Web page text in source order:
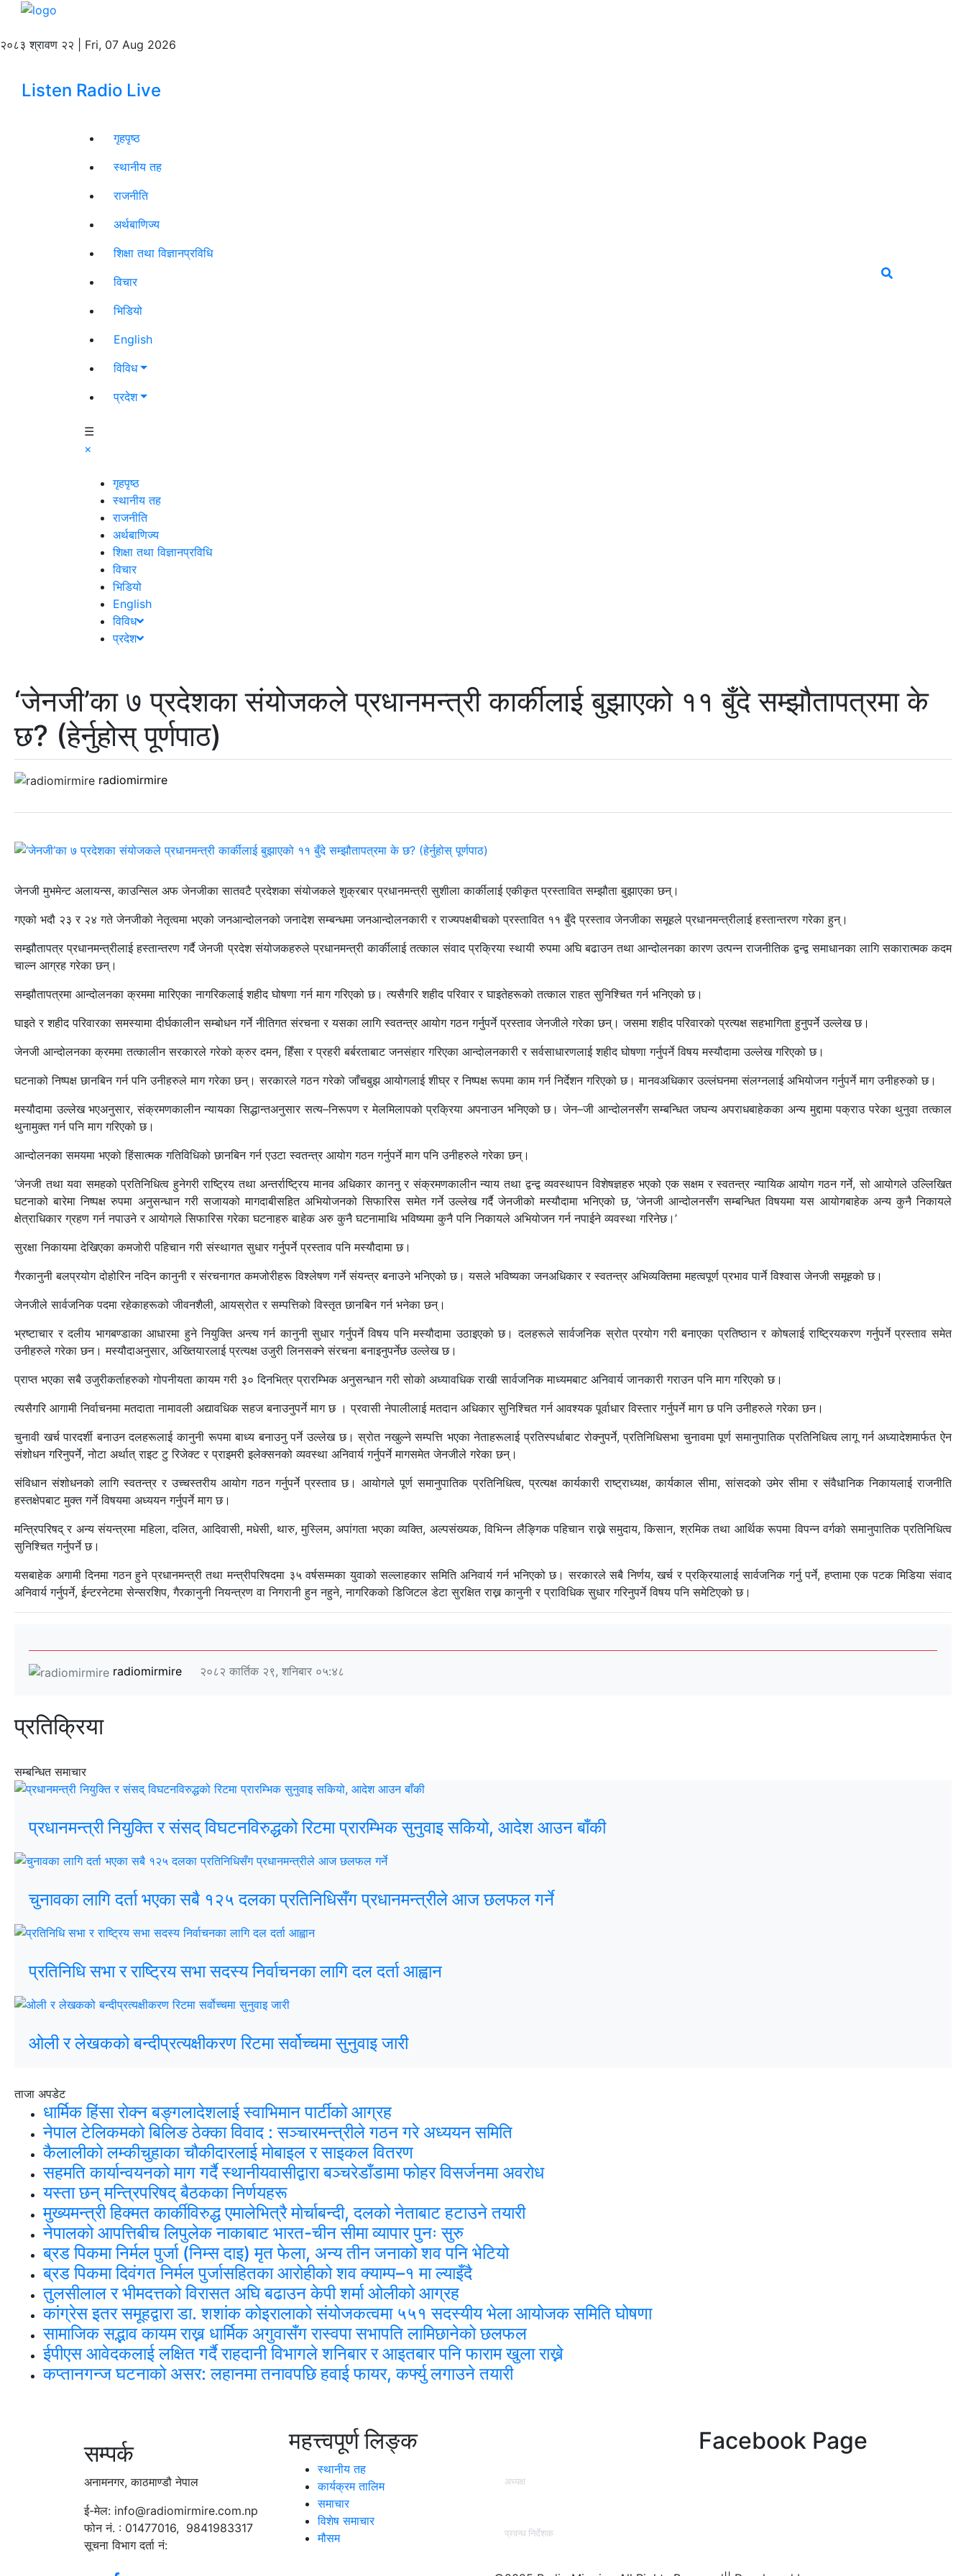
२०८३ श्रावण २२ | Fri, 07 Aug 2026
Listen Radio Live
गृहपृष्ठ
स्थानीय तह
राजनीति
अर्थबाणिज्य
शिक्षा तथा विज्ञानप्रविधि
विचार
भिडियो
English
विविध
प्रदेश
☰
×
गृहपृष्ठ
स्थानीय तह
राजनीति
अर्थबाणिज्य
शिक्षा तथा विज्ञानप्रविधि
विचार
भिडियो
English
विविध
प्रदेश
‘जेनजी’का ७ प्रदेशका संयोजकले प्रधानमन्त्री कार्कीलाई बुझाएको ११ बुँदे सम्झौतापत्रमा के
छ? (हेर्नुहोस् पूर्णपाठ)
radiomirmire
जेनजी मुभमेन्ट अलायन्स, काउन्सिल अफ जेनजीका सातवटै प्रदेशका संयोजकले शुक्रबार प्रधानमन्त्री सुशीला कार्कीलाई एकीकृत प्रस्तावित सम्झौता बुझाएका छन्।
गएको भदौ २३ र २४ गते जेनजीको नेतृत्वमा भएको जनआन्दोलनको जनादेश सम्बन्धमा जनआन्दोलनकारी र राज्यपक्षबीचको प्रस्तावित ११ बुँदे प्रस्ताव जेनजीका समूहले प्रधानमन्त्रीलाई हस्तान्तरण गरेका हुन्।
सम्झौतापत्र प्रधानमन्त्रीलाई हस्तान्तरण गर्दै जेनजी प्रदेश संयोजकहरुले प्रधानमन्त्री कार्कीलाई तत्काल संवाद प्रक्रिया स्थायी रुपमा अघि बढाउन तथा आन्दोलनका कारण उत्पन्न राजनीतिक द्वन्द्व समाधानका लागि सकारात्मक कदम
चाल्न आग्रह गरेका छन्।
सम्झौतापत्रमा आन्दोलनका क्रममा मारिएका नागरिकलाई शहीद घोषणा गर्न माग गरिएको छ। त्यसैगरि शहीद परिवार र घाइतेहरूको तत्काल राहत सुनिश्चित गर्न भनिएको छ।
घाइते र शहीद परिवारका समस्यामा दीर्घकालीन सम्बोधन गर्ने नीतिगत संरचना र यसका लागि स्वतन्त्र आयोग गठन गर्नुपर्ने प्रस्ताव जेनजीले गरेका छन्। जसमा शहीद परिवारको प्रत्यक्ष सहभागिता हुनुपर्ने उल्लेख छ।
जेनजी आन्दोलनका क्रममा तत्कालीन सरकारले गरेको क्रुर दमन, हिँसा र प्रहरी बर्बरताबाट जनसंहार गरिएका आन्दोलनकारी र सर्वसाधारणलाई शहीद घोषणा गर्नुपर्ने विषय मस्यौदामा उल्लेख गरिएको छ।
घटनाको निष्पक्ष छानबिन गर्न पनि उनीहरुले माग गरेका छन्। सरकारले गठन गरेको जाँचबुझ आयोगलाई शीघ्र र निष्पक्ष रूपमा काम गर्न निर्देशन गरिएको छ। मानवअधिकार उल्लंघनमा संलग्नलाई अभियोजन गर्नुपर्ने माग उनीहरुको छ।
मस्यौदामा उल्लेख भएअनुसार, संक्रमणकालीन न्यायका सिद्धान्तअनुसार सत्य–निरूपण र मेलमिलापको प्रक्रिया अपनाउन भनिएको छ। जेन–जी आन्दोलनसँग सम्बन्धित जघन्य अपराधबाहेकका अन्य मुद्दामा पक्राउ परेका थुनुवा तत्काल
थुनामुक्त गर्न पनि माग गरिएको छ।
आन्दोलनका समयमा भएको हिंसात्मक गतिविधिको छानबिन गर्न एउटा स्वतन्त्र आयोग गठन गर्नुपर्ने माग पनि उनीहरुले गरेका छन्।
‘जेनजी तथा यवा समहको प्रतिनिधित्व हुनेगरी राष्ट्रिय तथा अन्तर्राष्ट्रिय मानव अधिकार काननु र संक्रमणकालीन न्याय तथा द्वन्द्व व्यवस्थापन विशेषज्ञहरु भएको एक सक्षम र स्वतन्त्र न्यायिक आयोग गठन गर्ने, सो आयोगले उल्लिखित
घटनाको बारेमा निष्पक्ष रुपमा अनुसन्धान गरी सजायको मागदाबीसहित अभियोजनको सिफारिस समेत गर्ने उल्लेख गर्दै जेनजीको मस्यौदामा भनिएको छ, ‘जेनजी आन्दोलनसँग सम्बन्धित विषयमा यस आयोगबाहेक अन्य कुनै निकायले
क्षेत्राधिकार ग्रहण गर्न नपाउने र आयोगले सिफारिस गरेका घटनाहरु बाहेक अरु कुनै घटनामाथि भविष्यमा कुनै पनि निकायले अभियोजन गर्न नपाईने व्यवस्था गरिनेछ।’
सुरक्षा निकायमा देखिएका कमजोरी पहिचान गरी संस्थागत सुधार गर्नुपर्ने प्रस्ताव पनि मस्यौदामा छ।
गैरकानुनी बलप्रयोग दोहोरिन नदिन कानुनी र संरचनागत कमजोरीहरू विश्लेषण गर्ने संयन्त्र बनाउने भनिएको छ। यसले भविष्यका जनअधिकार र स्वतन्त्र अभिव्यक्तिमा महत्वपूर्ण प्रभाव पार्ने विश्वास जेनजी समूहको छ।
जेनजीले सार्वजनिक पदमा रहेकाहरूको जीवनशैली, आयस्रोत र सम्पत्तिको विस्तृत छानबिन गर्न भनेका छन्।
भ्रष्टाचार र दलीय भागबण्डाका आधारमा हुने नियुक्ति अन्त्य गर्न कानुनी सुधार गर्नुपर्ने विषय पनि मस्यौदामा उठाइएको छ। दलहरूले सार्वजनिक स्रोत प्रयोग गरी बनाएका प्रतिष्ठान र कोषलाई राष्ट्रियकरण गर्नुपर्ने प्रस्ताव समेत
उनीहरुले गरेका छन। मस्यौदाअनुसार, अख्तियारलाई प्रत्यक्ष उजुरी लिनसक्ने संरचना बनाइनुपर्नेछ उल्लेख छ।
प्राप्त भएका सबै उजुरीकर्ताहरुको गोपनीयता कायम गरी ३० दिनभित्र प्रारम्भिक अनुसन्धान गरी सोको अध्यावधिक राखी सार्वजनिक माध्यमबाट अनिवार्य जानकारी गराउन पनि माग गरिएको छ।
त्यसैगरि आगामी निर्वाचनमा मतदाता नामावली अद्यावधिक सहज बनाउनुपर्ने माग छ । प्रवासी नेपालीलाई मतदान अधिकार सुनिश्चित गर्न आवश्यक पूर्वाधार विस्तार गर्नुपर्ने माग छ पनि उनीहरुले गरेका छन।
चुनावी खर्च पारदर्शी बनाउन दलहरूलाई कानुनी रूपमा बाध्य बनाउनु पर्ने उल्लेख छ। स्रोत नखुल्ने सम्पत्ति भएका नेताहरूलाई प्रतिस्पर्धाबाट रोक्नुपर्ने, प्रतिनिधिसभा चुनावमा पूर्ण समानुपातिक प्रतिनिधित्व लागू गर्न अध्यादेशमार्फत ऐन
संशोधन गरिनुपर्ने, नोटा अर्थात् राइट टु रिजेक्ट र प्राइमरी इलेक्सनको व्यवस्था अनिवार्य गर्नुपर्ने मागसमेत जेनजीले गरेका छन्।
संविधान संशोधनको लागि स्वतन्त्र र उच्चस्तरीय आयोग गठन गर्नुपर्ने प्रस्ताव छ। आयोगले पूर्ण समानुपातिक प्रतिनिधित्व, प्रत्यक्ष कार्यकारी राष्ट्राध्यक्ष, कार्यकाल सीमा, सांसदको उमेर सीमा र संवैधानिक निकायलाई राजनीति
हस्तक्षेपबाट मुक्त गर्ने विषयमा अध्ययन गर्नुपर्ने माग छ।
मन्त्रिपरिषद् र अन्य संयन्त्रमा महिला, दलित, आदिवासी, मधेसी, थारु, मुस्लिम, अपांगता भएका व्यक्ति, अल्पसंख्यक, विभिन्न लैङ्गिक पहिचान राख्ने समुदाय, किसान, श्रमिक तथा आर्थिक रूपमा विपन्न वर्गको समानुपातिक प्रतिनिधित्व
सुनिश्चित गर्नुपर्ने छ।
यसबाहेक अगामी दिनमा गठन हुने प्रधानमन्त्री तथा मन्त्रीपरिषदमा ३५ वर्षसम्मका युवाको सल्लाहकार समिति अनिवार्य गर्न भनिएको छ। सरकारले सबै निर्णय, खर्च र प्रक्रियालाई सार्वजनिक गर्नु पर्ने, हप्तामा एक पटक मिडिया संवाद
अनिवार्य गर्नुपर्ने, ईन्टरनेटमा सेन्सरशिप, गैरकानुनी नियन्त्रण वा निगरानी हुन नहुने, नागरिकको डिजिटल डेटा सुरक्षित राख्न कानुनी र प्राविधिक सुधार गरिनुपर्ने विषय पनि समेटिएको छ।
radiomirmire २०८२ कार्तिक २९, शनिबार ०५:४८
प्रतिक्रिया
सम्बन्धित समाचार
प्रधानमन्त्री नियुक्ति र संसद् विघटनविरुद्धको रिटमा प्रारम्भिक सुनुवाइ सकियो, आदेश आउन बाँकी
चुनावका लागि दर्ता भएका सबै १२५ दलका प्रतिनिधिसँग प्रधानमन्त्रीले आज छलफल गर्ने
प्रतिनिधि सभा र राष्ट्रिय सभा सदस्य निर्वाचनका लागि दल दर्ता आह्वान
ओली र लेखकको बन्दीप्रत्यक्षीकरण रिटमा सर्वोच्चमा सुनुवाइ जारी
ताजा अपडेट
धार्मिक हिंसा रोक्न बङ्गलादेशलाई स्वाभिमान पार्टीको आग्रह
नेपाल टेलिकमको बिलिङ ठेक्का विवाद : सञ्चारमन्त्रीले गठन गरे अध्ययन समिति
कैलालीको लम्कीचुहाका चौकीदारलाई मोबाइल र साइकल वितरण
सहमति कार्यान्वयनको माग गर्दै स्थानीयवासीद्वारा बञ्चरेडाँडामा फोहर विसर्जनमा अवरोध
यस्ता छन् मन्त्रिपरिषद् बैठकका निर्णयहरू
मुख्यमन्त्री हिक्मत कार्कीविरुद्ध एमालेभित्रै मोर्चाबन्दी, दलको नेताबाट हटाउने तयारी
नेपालको आपत्तिबीच लिपुलेक नाकाबाट भारत-चीन सीमा व्यापार पुनः सुरु
ब्रड पिकमा निर्मल पुर्जा (निम्स दाइ) मृत फेला, अन्य तीन जनाको शव पनि भेटियो
ब्रड पिकमा दिवंगत निर्मल पुर्जासहितका आरोहीको शव क्याम्प–१ मा ल्याइँदै
तुलसीलाल र भीमदत्तको विरासत अघि बढाउन केपी शर्मा ओलीको आग्रह
कांग्रेस इतर समूहद्वारा डा. शशांक कोइरालाको संयोजकत्वमा ५५१ सदस्यीय भेला आयोजक समिति घोषणा
सामाजिक सद्भाव कायम राख्न धार्मिक अगुवासँग रास्वपा सभापति लामिछानेको छलफल
ईपीएस आवेदकलाई लक्षित गर्दै राहदानी विभागले शनिबार र आइतबार पनि फाराम खुला राख्ने
कप्तानगन्ज घटनाको असर: लहानमा तनावपछि हवाई फायर, कर्फ्यु लगाउने तयारी
सम्पर्क
अनामनगर, काठमाण्डौ नेपाल
ई-मेल: info@radiomirmire.com.np
फोन नं. : 01477016, 9841983317
सूचना विभाग दर्ता नं:
महत्त्वपूर्ण लिङ्क
स्थानीय तह
कार्यक्रम तालिम
समाचार
विशेष समाचार
मौसम
अध्यक्ष
प्रवन्ध निर्देशक
Facebook Page